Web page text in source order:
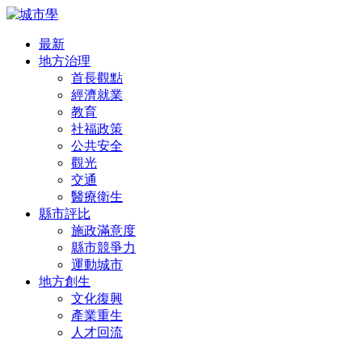
最新
地方治理
首長觀點
經濟就業
教育
社福政策
公共安全
觀光
交通
醫療衛生
縣市評比
施政滿意度
縣市競爭力
運動城市
地方創生
文化復興
產業重生
人才回流